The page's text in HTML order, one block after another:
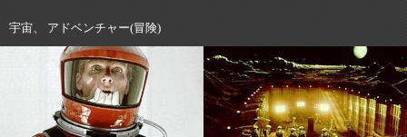
宇宙、 アドベンチャー(冒険)